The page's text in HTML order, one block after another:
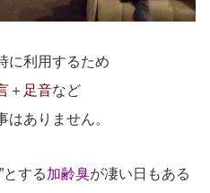
に利用するため
＋ 足音など
ありません。
とする加齢臭が凄い日もある